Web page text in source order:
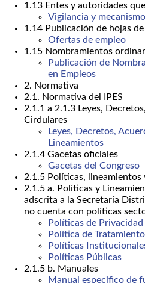
1.13 Entes y autoridades
Vigilancia y
1.14 Publicación de hojas
Ofertas de empleo
1.15 Nombramientos
Publicación de
en Empleos
2. Normativa
2.1. Normativa del IPES
2.1.1 a 2.1.3 Leyes,
Cirdulares
Leyes, Decretos,
Lineamientos
2.1.4 Gacetas oficiales
Gacetas del Congreso
2.1.5 Políticas, lineamientos
2.1.5 a. Políticas y
adscrita a la Secretaría
no cuenta con políticas
Políticas de
Política de
Políticas
Políticas Públicas
2.1.5 b. Manuales
Manual especifico de